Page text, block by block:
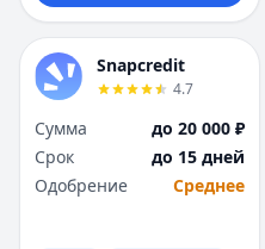
Snapcredit
4.7
Сумма
до 20 000 ₽
Срок
до 15 дней
Одобрение
Среднее